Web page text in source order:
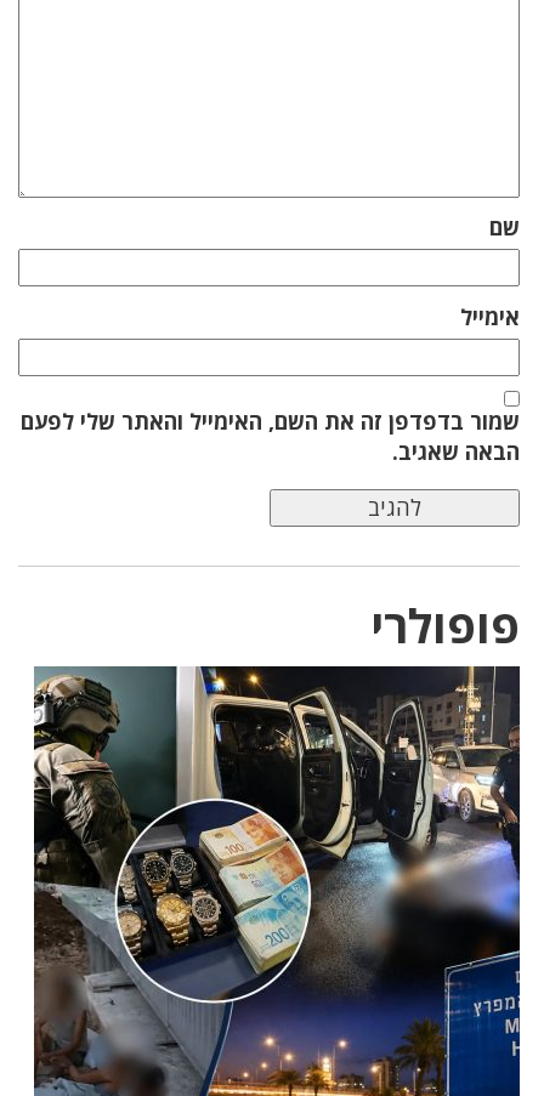
שם
אימייל
שמור בדפדפן זה את השם, האימייל והאתר שלי לפעם
הבאה שאגיב.
פופולרי